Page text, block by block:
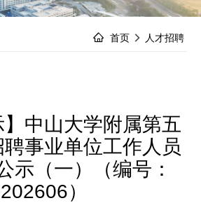
首页 人才招聘
】中山大学附属第五
事业单位工作人员
示（一）（编号：
202606）